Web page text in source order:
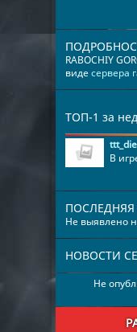
RABOCHIY
видесервера
ТОП-1 за
В
Не выявлено
НОВОСТИ
Не